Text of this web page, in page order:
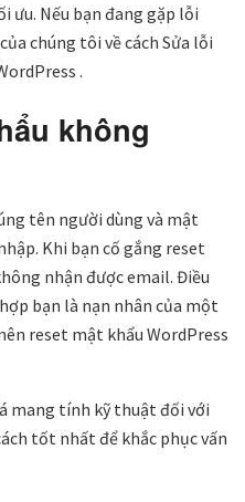
ưu. Nếu bạn đang gặp lỗi
chúng tôi về cách Sửa lỗi
.
không
tên người dùng và mật
Khi bạn cố gắng reset
nhận được email. Điều
bạn là nạn nhân của một
reset mật khẩu WordPress
mang tính kỹ thuật đối với
tốt nhất để khắc phục vấn